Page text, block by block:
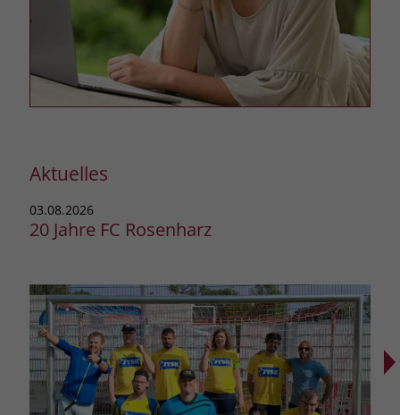
Aktuelles
03.08.2026
20 Jahre FC Rosenharz